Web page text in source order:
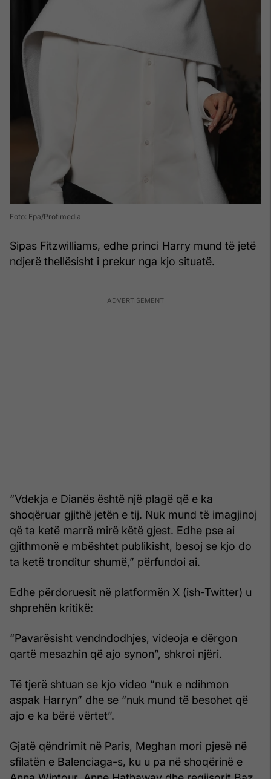
Foto: Epa/Profimedia
Sipas Fitzwilliams, edhe princi Harry mund të jetë
ndjerë thellësisht i prekur nga kjo situatë.
“Vdekja e Dianës është një plagë që e ka
shoqëruar gjithë jetën e tij. Nuk mund të imagjinoj
që ta ketë marrë mirë këtë gjest. Edhe pse ai
gjithmonë e mbështet publikisht, besoj se kjo do
ta ketë tronditur shumë,” përfundoi ai.
Edhe përdoruesit në platformën X (ish-Twitter) u
shprehën kritikë:
“Pavarësisht vendndodhjes, videoja e dërgon
qartë mesazhin që ajo synon”, shkroi njëri.
Të tjerë shtuan se kjo video “nuk e ndihmon
aspak Harryn” dhe se “nuk mund të besohet që
ajo e ka bërë vërtet”.
Gjatë qëndrimit në Paris, Meghan mori pjesë në
sfilatën e Balenciaga-s, ku u pa në shoqërinë e